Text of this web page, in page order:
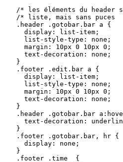
/* les éléments du header
/* liste, mais sans puces
    .header .gotobar.bar a {
      display: list-item;
      list-style-type: none;
      margin: 10px 0 10px 0;
      text-decoration: none;
    }
    .footer .edit.bar a {
      display: list-item;
      list-style-type: none;
      margin: 10px 0 10px 0;
      text-decoration: none;
    }
.header .gotobar.bar
text-decoration:
    }
    .footer .gotobar.bar, hr {
      display: none;
    }
    .footer .time  {